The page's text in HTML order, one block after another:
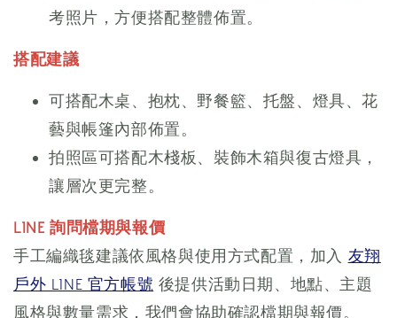
考照片，方便搭配整體佈置。
搭配建議
可搭配木桌、抱枕、野餐籃、托盤、燈具、花
藝與帳篷內部佈置。
拍照區可搭配木棧板、裝飾木箱與復古燈具，
讓層次更完整。
LINE 詢問檔期與報價
手工編織毯建議依風格與使用方式配置，加入 友翔
戶外 LINE 官方帳號 後提供活動日期、地點、主題
風格與數量需求，我們會協助確認檔期與報價。